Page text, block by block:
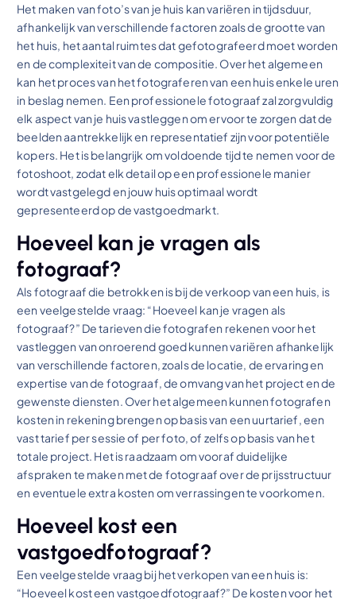
Het maken van foto’s van je huis kan variëren in tijdsduur,
afhankelijk van verschillende factoren zoals de grootte van
het huis, het aantal ruimtes dat gefotografeerd moet worden
en de complexiteit van de compositie. Over het algemeen
kan het proces van het fotograferen van een huis enkele uren
in beslag nemen. Een professionele fotograaf zal zorgvuldig
elk aspect van je huis vastleggen om ervoor te zorgen dat de
beelden aantrekkelijk en representatief zijn voor potentiële
kopers. Het is belangrijk om voldoende tijd te nemen voor de
fotoshoot, zodat elk detail op een professionele manier
wordt vastgelegd en jouw huis optimaal wordt
gepresenteerd op de vastgoedmarkt.
Hoeveel kan je vragen als
fotograaf?
Als fotograaf die betrokken is bij de verkoop van een huis, is
een veelgestelde vraag: “Hoeveel kan je vragen als
fotograaf?” De tarieven die fotografen rekenen voor het
vastleggen van onroerend goed kunnen variëren afhankelijk
van verschillende factoren, zoals de locatie, de ervaring en
expertise van de fotograaf, de omvang van het project en de
gewenste diensten. Over het algemeen kunnen fotografen
kosten in rekening brengen op basis van een uurtarief, een
vast tarief per sessie of per foto, of zelfs op basis van het
totale project. Het is raadzaam om vooraf duidelijke
afspraken te maken met de fotograaf over de prijsstructuur
en eventuele extra kosten om verrassingen te voorkomen.
Hoeveel kost een
vastgoedfotograaf?
Een veelgestelde vraag bij het verkopen van een huis is:
“Hoeveel kost een vastgoedfotograaf?” De kosten voor het